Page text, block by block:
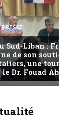
Sud-Liban :
de son
une
Dr. Fouad